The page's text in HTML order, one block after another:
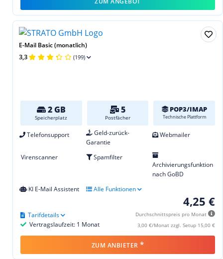
E-Mail Basic (monatlich)
3,3 (199)
2 GB
Speicherplatz
5
Postfächer
POP3/IMAP
Technische Plattform
Telefonsupport
Geld-zurück-
Garantie
Webmailer
Virenscanner
Spamfilter
Archivierungsfunktion
nach GoBD
KI E-Mail Assistent
Alle Funktionen
4,25 €
Durchschnittspreis pro Monat
3,00 €/Monat zzgl. Setup 15,00 €
Vertragslaufzeit: 1 Monat
Tarifdetails
ZUM ANBIETER *